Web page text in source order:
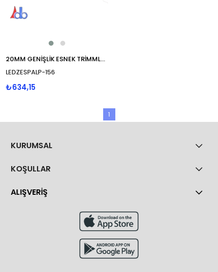
20MM GENİŞLİK ESNEK TRİMMLES ALÜ.PROFİL BOYASIZ
LEDZESPALP-156
₺634,15
1
KURUMSAL
KOŞULLAR
ALIŞVERİŞ